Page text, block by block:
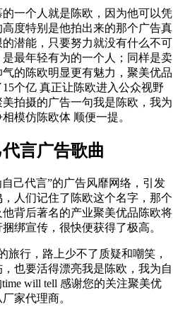
一个人就是陈欧，因为他可以凭
度特别是他拍出来的那个广告真
潜能，只要努力就没有什么不可
最年轻有为的一个人；同样是卖
的陈欧明显更有魅力，聚美优品
个亿 真正让陈欧进入公众视野
拍摄的广告一句我是陈欧，我为
模仿陈欧体 顺便一提。
言广告歌曲
自己代言”的广告风靡网络，引发
人们记住了陈欧这个名字，那个
背后著名的产业聚美优品陈欧将
绑宣传，很快便获得了极高。
旅行，路上少不了质疑和嘲笑，
也要活得漂亮我是陈欧，我为自
will tell 感谢您的关注聚美优
家代理商。